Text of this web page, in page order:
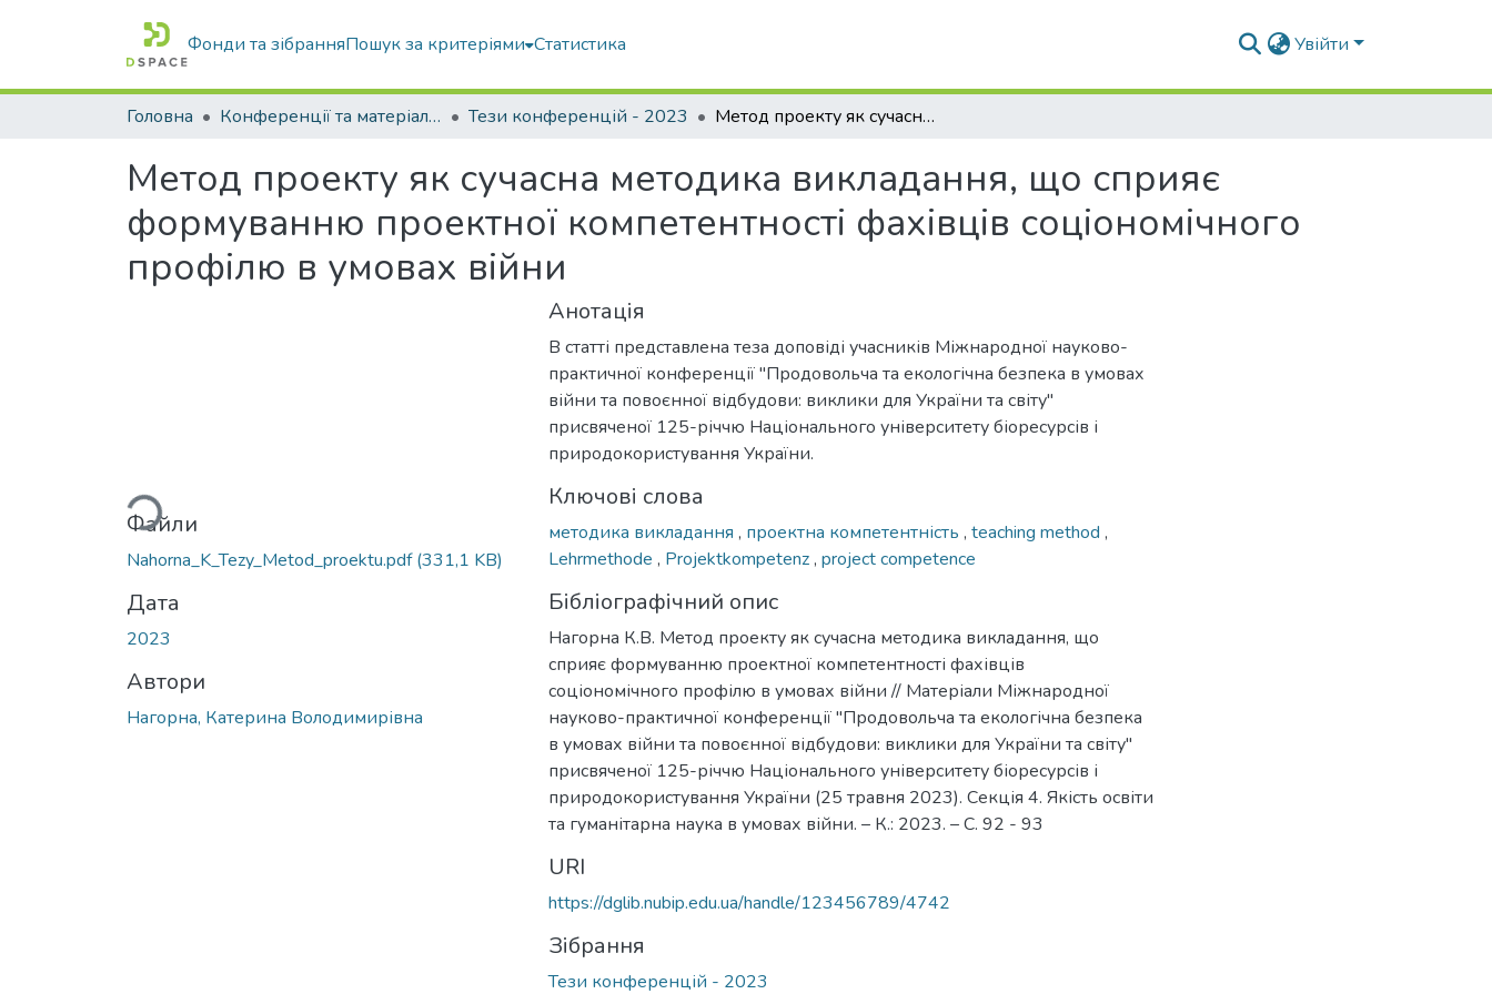
Фонди та зібранняПошук за критеріями Статистика Увійти
Головна Конференції та матеріали конференцій Тези конференцій - 2023 Метод проекту як сучасна методика викладання, що сприяє формуванню проектної компетентності фахівців соціономічного профілю в умовах війни
Метод проекту як сучасна методика викладання, що сприяє
формуванню проектної компетентності фахівців соціономічного
профілю в умовах війни
Вантажиться...
Файли
Nahorna_K_Tezy_Metod_proektu.pdf(331,1 KB)
Дата
2023
Автори
Нагорна, Катерина Володимирівна
Анотація
В статті представлена теза доповіді учасників Міжнародної науково-
практичної конференції "Продовольча та екологічна безпека в умовах
війни та повоєнної відбудови: виклики для України та світу"
присвяченої 125-річчю Національного університету біоресурсів і
природокористування України.
Ключові слова
методика викладання , проектна компетентність , teaching method ,
Lehrmethode , Projektkompetenz, project competence
Бібліографічний опис
Нагорна К.В. Метод проекту як сучасна методика викладання, що
сприяє формуванню проектної компетентності фахівців
соціономічного профілю в умовах війни // Матеріали Міжнародної
науково-практичної конференції "Продовольча та екологічна безпека
в умовах війни та повоєнної відбудови: виклики для України та світу"
присвяченої 125-річчю Національного університету біоресурсів і
природокористування України (25 травня 2023). Секція 4. Якість освіти
та гуманітарна наука в умовах війни. – К.: 2023. – С. 92 - 93
URI
https://dglib.nubip.edu.ua/handle/123456789/4742
Зібрання
Тези конференцій - 2023